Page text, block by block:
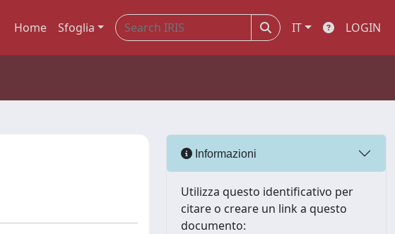
Home Sfoglia IT LOGIN
Informazioni
Utilizza questo identificativo per
citare o creare un link a questo
documento: